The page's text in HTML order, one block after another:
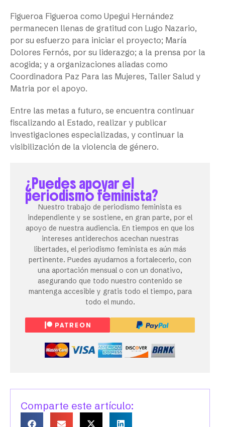
Figueroa Figueroa como Upegui Hernández
permanecen llenas de gratitud con Lugo Nazario,
por su esfuerzo para iniciar el proyecto; María
Dolores Fernós, por su liderazgo; a la prensa por la
acogida; y a organizaciones aliadas como
Coordinadora Paz Para las Mujeres, Taller Salud y
Matria por el apoyo.
Entre las metas a futuro, se encuentra continuar
fiscalizando al Estado, realizar y publicar
investigaciones especializadas, y continuar la
visibilización de la violencia de género.
¿Puedes apoyar el
periodismo feminista?
Nuestro trabajo de periodismo feminista es
independiente y se sostiene, en gran parte, por el
apoyo de nuestra audiencia. En tiempos en que los
intereses antiderechos acechan nuestras
libertades, el periodismo feminista es aún más
pertinente. Puedes ayudarnos a fortalecerlo, con
una aportación mensual o con un donativo,
asegurando que todo nuestro contenido se
mantenga accesible y gratis todo el tiempo, para
todo el mundo.
Comparte este artículo: